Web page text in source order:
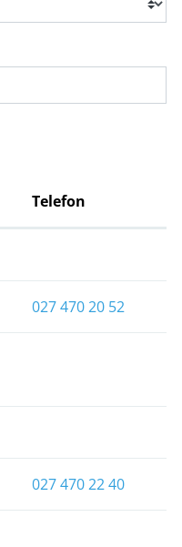
Telefon
027 470 20 52
027 470 22 40